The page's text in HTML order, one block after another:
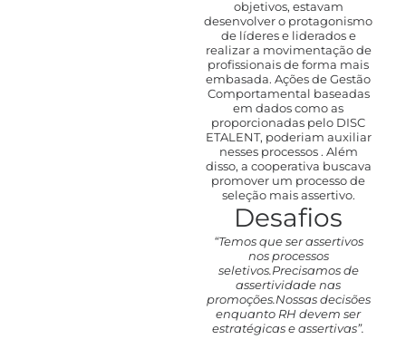
objetivos, estavam
desenvolver o protagonismo
de líderes e liderados e
realizar a movimentação de
profissionais de forma mais
embasada. Ações de Gestão
Comportamental baseadas
em dados como as
proporcionadas pelo DISC
ETALENT, poderiam auxiliar
nesses processos . Além
disso, a cooperativa buscava
promover um processo de
seleção mais assertivo.
Desafios
“Temos que ser assertivos
nos processos
seletivos.Precisamos de
assertividade nas
promoções.Nossas decisões
enquanto RH devem ser
estratégicas e assertivas”.